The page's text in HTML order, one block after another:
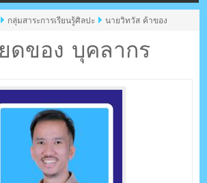
กระบี่
ดของ บุคลากร
กลุ่มสาระการเรียนรู้ศิลปะ นายวิทวัส ค้าของ